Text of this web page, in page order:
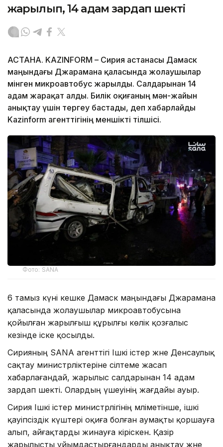
жарылып, 14 адам зардап шекті
АСТАНА. KAZINFORM – Сирия астанасы Дамаск
маңындағы Джарамана қаласында жолаушылар
мінген микроавтобус жарылды. Салдарынан 14
адам жарақат алды. Билік оқиғаның мән-жайын
анықтау үшін тергеу бастады, деп хабарлайды
Kazinform агенттігінің меншікті тілшісі.
Фото: SANA
6 тамыз күні кешке Дамаск маңындағы Джарамана
қаласында жолаушылар микроавтобусына
қойылған жарылғыш құрылғы көлік қозғалыс
кезінде іске қосылды.
Сирияның SANA агенттігі Ішкі істер және Денсаулық
сақтау министрліктеріне сілтеме жасап
хабарлағандай, жарылыс салдарынан 14 адам
зардап шекті. Олардың үшеуінің жағдайы ауыр.
Сирия Ішкі істер министрлігінің мәліметінше, ішкі
қауіпсіздік күштері оқиға болған аумақты қоршауға
алып, айғақтарды жинауға кіріскен. Қазір
жарылысты ұйымдастырғандарды анықтау және